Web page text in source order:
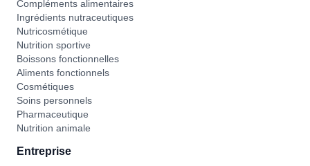
Compléments alimentaires
Ingrédients nutraceutiques
Nutricosmétique
Nutrition sportive
Boissons fonctionnelles
Aliments fonctionnels
Cosmétiques
Soins personnels
Pharmaceutique
Nutrition animale
Entreprise